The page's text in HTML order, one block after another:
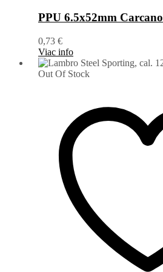
PPU 6.5x52mm Carcano
0,73 €
Viac info
Out Of Stock